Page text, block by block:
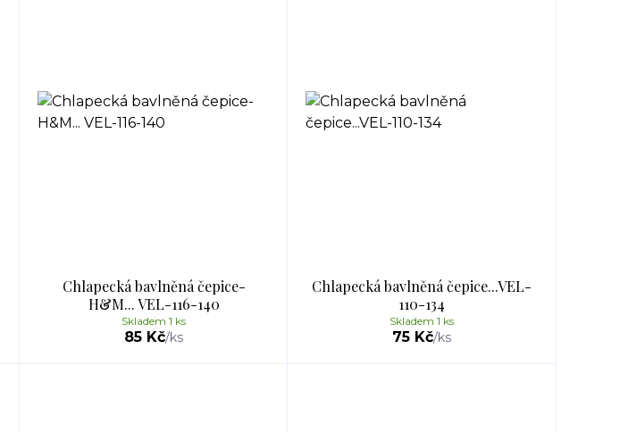
Chlapecká bavlněná čepice-
H&M... VEL-116-140
85 Kč/ks
Skladem 1 ks
Chlapecká bavlněná čepice...VEL-
110-134
75 Kč/ks
Skladem 1 ks